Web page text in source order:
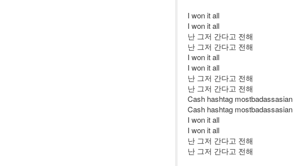
I won it all
I won it all
난 그저 간다고 전해
난 그저 간다고 전해
I won it all
I won it all
난 그저 간다고 전해
난 그저 간다고 전해
Cash hashtag mostbadassasian
Cash hashtag mostbadassasian
I won it all
I won it all
난 그저 간다고 전해
난 그저 간다고 전해